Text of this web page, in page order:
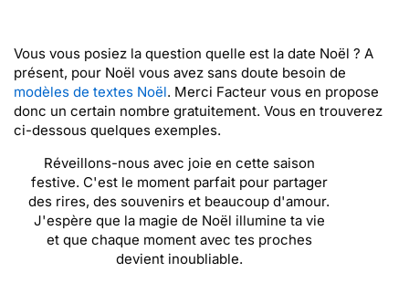
Vous vous posiez la question quelle est la date Noël ? A
présent, pour Noël vous avez sans doute besoin de
modèles de textes Noël. Merci Facteur vous en propose
donc un certain nombre gratuitement. Vous en trouverez
ci-dessous quelques exemples.
Réveillons-nous avec joie en cette saison
festive. C'est le moment parfait pour partager
des rires, des souvenirs et beaucoup d'amour.
J'espère que la magie de Noël illumine ta vie
et que chaque moment avec tes proches
devient inoubliable.